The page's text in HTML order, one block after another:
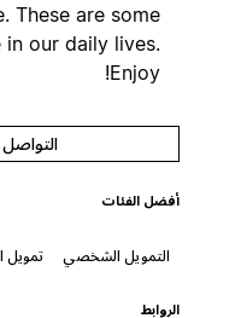
These are some
use in our daily lives.
التواصل مع
أفضل الفئات
التمويل الشخصي تمويل الأعمال